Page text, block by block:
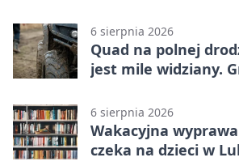
6 sierpnia 2026
Quad na polnej
jest mile widziany.
6 sierpnia 2026
Wakacyjna
czeka na dzieci w